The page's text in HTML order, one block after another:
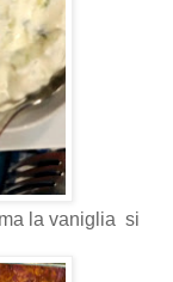
la vaniglia si